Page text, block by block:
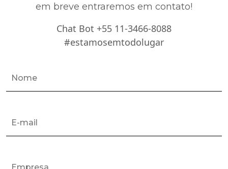
em breve entraremos em contato!
Chat Bot +55 11-3466-8088
#estamosemtodolugar